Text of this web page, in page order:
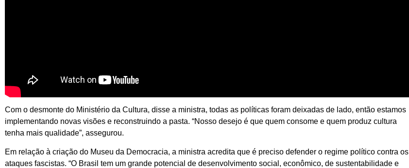
Com o desmonte do Ministério da Cultura, disse a ministra, todas as políticas foram deixadas de lado, então estamos
implementando novas visões e reconstruindo a pasta. “Nosso desejo é que quem consome e quem produz cultura
tenha mais qualidade”, assegurou.
Em relação à criação do Museu da Democracia, a ministra acredita que é preciso defender o regime político contra os
ataques fascistas. “O Brasil tem um grande potencial de desenvolvimento social, econômico, de sustentabilidade e